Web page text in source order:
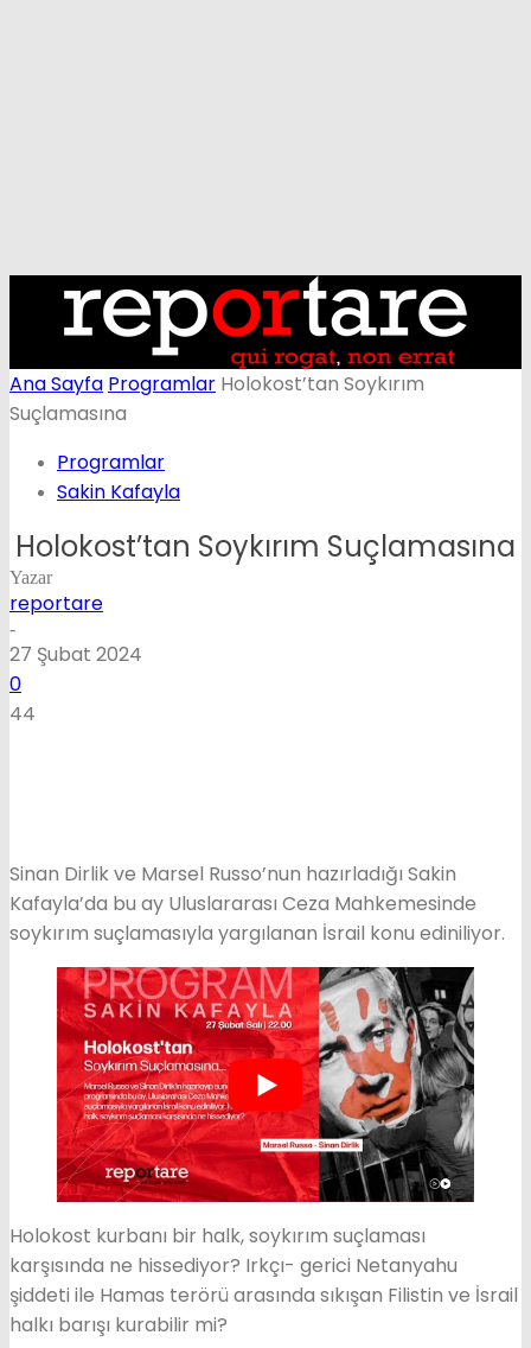
Ana Sayfa Programlar Holokost’tan Soykırım
Suçlamasına
Programlar
Sakin Kafayla
Holokost’tan Soykırım Suçlamasına
Yazar
reportare
-
27 Şubat 2024
0
44
Sinan Dirlik ve Marsel Russo’nun hazırladığı Sakin
Kafayla’da bu ay Uluslararası Ceza Mahkemesinde
soykırım suçlamasıyla yargılanan İsrail konu ediniliyor.
Holokost kurbanı bir halk, soykırım suçlaması
karşısında ne hissediyor? Irkçı- gerici Netanyahu
şiddeti ile Hamas terörü arasında sıkışan Filistin ve İsrail
halkı barışı kurabilir mi?